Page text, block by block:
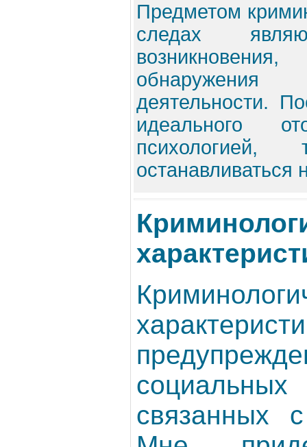
Предметом
следах
обнаружения
деятельности.
идеального
останавливаться
связанных